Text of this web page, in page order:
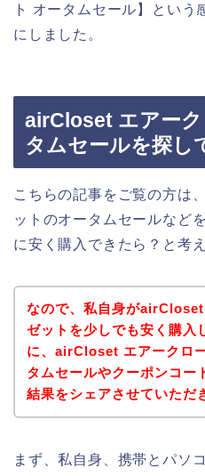
ト オータムセール】という
にしました。
airCloset エアー
タムセールを探し
こちらの記事をご覧の方は
ットのオータムセールなど
に安く購入できたら？と考
なので、私自身が
ゼットを少しでも安く購入
に、airCloset エアークロ
タムセールやクーポンコー
結果をシェアさせていただ
まず、私自身、携帯とパソ